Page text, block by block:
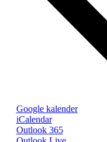
Google kalender
iCalendar
Outlook 365